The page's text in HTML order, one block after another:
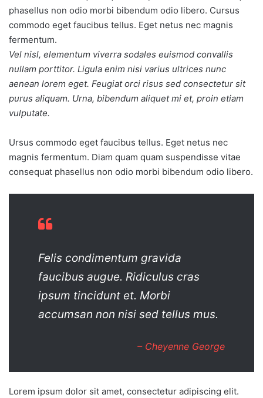
phasellus non odio morbi bibendum odio libero. Cursus
commodo eget faucibus tellus. Eget netus nec magnis
fermentum.
Vel nisl, elementum viverra sodales euismod convallis
nullam porttitor. Ligula enim nisi varius ultrices nunc
aenean lorem eget. Feugiat orci risus sed consectetur sit
purus aliquam. Urna, bibendum aliquet mi et, proin etiam
vulputate.
Ursus commodo eget faucibus tellus. Eget netus nec
magnis fermentum. Diam quam quam suspendisse vitae
consequat phasellus non odio morbi bibendum odio libero.
Felis condimentum gravida
faucibus augue. Ridiculus cras
ipsum tincidunt et. Morbi
accumsan non nisi sed tellus mus.
– Cheyenne George
Lorem ipsum dolor sit amet, consectetur adipiscing elit.